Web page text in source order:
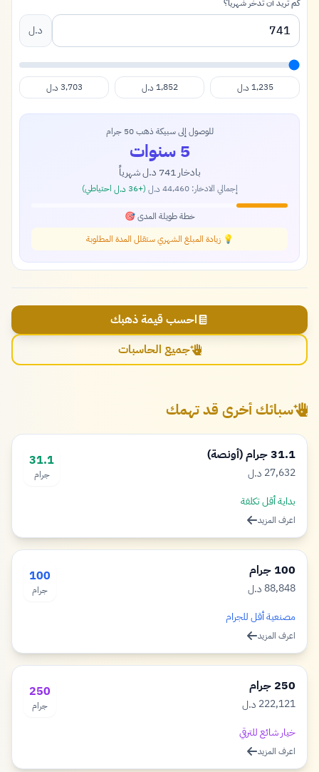
كم تريد أن تدخر شهرياً؟
د.ل
1,235 د.ل 1,852 د.ل 3,703 د.ل
للوصول إلى سبيكة ذهب 50 جرام
5 سنوات
بادخار741 د.لشهرياً
إجمالي الادخار:44,460 د.ل (+
36 د.ل احتياطي)
خطة طويلة المدى 🎯
💡 زيادة المبلغ الشهري ستقلل المدة المطلوبة
احسب قيمة ذهبك
جميع الحاسبات
سبائك أخرى قد تهمك
31.1 جرام (أونصة)
27,632 دينار
د.ل
31.1
جرام
بداية أقل تكلفة
اعرف المزيد
100 جرام
88,848 دينار
د.ل
100
جرام
مصنعية أقل للجرام
اعرف المزيد
250 جرام
222,121 دينار
د.ل
250
جرام
خيار شائع للترقي
اعرف المزيد